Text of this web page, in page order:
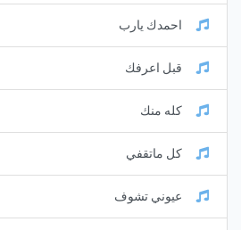
احمدك يارب
قبل اعرفك
كله منك
كل ماتقفي
عيوني تشوف